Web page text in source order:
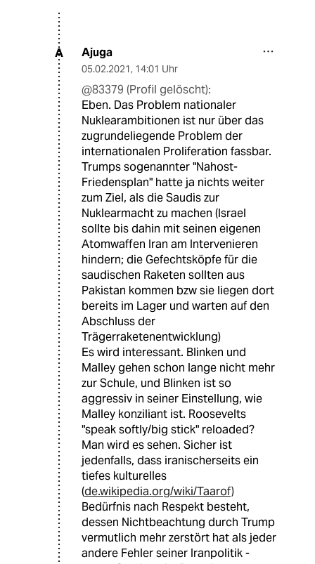
A Ajuga
05.02.2021, 14:01 Uhr
@83379 (Profil gelöscht):
Eben. Das Problem nationaler
Nuklearambitionen ist nur über das
zugrundeliegende Problem der
internationalen Proliferation fassbar.
Trumps sogenannter "Nahost-
Friedensplan" hatte ja nichts weiter
zum Ziel, als die Saudis zur
Nuklearmacht zu machen (Israel
sollte bis dahin mit seinen eigenen
Atomwaffen Iran am Intervenieren
hindern; die Gefechtsköpfe für die
saudischen Raketen sollten aus
Pakistan kommen bzw sie liegen dort
bereits im Lager und warten auf den
Abschluss der
Trägerraketenentwicklung)
Es wird interessant. Blinken und
Malley gehen schon lange nicht mehr
zur Schule, und Blinken ist so
aggressiv in seiner Einstellung, wie
Malley konziliant ist. Roosevelts
"speak softly/big stick" reloaded?
Man wird es sehen. Sicher ist
jedenfalls, dass iranischerseits ein
tiefes kulturelles
(de.wikipedia.org/wiki/Taarof)
Bedürfnis nach Respekt besteht,
dessen Nichtbeachtung durch Trump
vermutlich mehr zerstört hat als jeder
andere Fehler seiner Iranpolitik -